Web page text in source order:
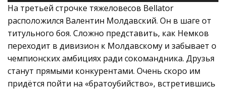
На третьей строчке тяжеловесов Bellator
расположился Валентин Молдавский. Он в шаге от
титульного боя. Сложно представить, как Немков
переходит в дивизион к Молдавскому и забывает о
чемпионских амбициях ради сокомандника. Друзья
станут прямыми конкурентами. Очень скоро им
придётся пойти на «братоубийство», встретившись